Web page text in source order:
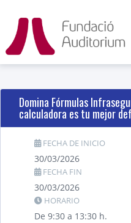
Domina Fórmulas
calculadora es tu mejor
FECHA DE INICIO
30/03/2026
FECHA FIN
30/03/2026
HORARIO
De 9:30 a 13:30 h.